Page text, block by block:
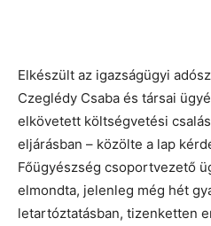
Elkészült az igazságügyi
Czeglédy Csaba és társai
elkövetett költségvetési
eljárásban – közölte a lap
Főügyészség csoportvezető
elmondta, jelenleg még hét
letartóztatásban, tizenketten